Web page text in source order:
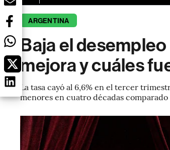
ARGENTINA
Baja el
mejora y cuáles
La tasa cayó al 6,6% en el tercer
menores en cuatro décadas